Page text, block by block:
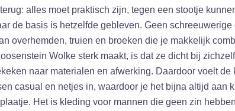
alles moet praktisch zijn, tegen een stootje
de basis is hetzelfde gebleven. Geen
overhemden, truien en broeken die je makkelijk
Wolke sterk maakt, is dat ze dicht bij
naar materialen en afwerking. Daardoor voelt
casual en netjes in, waardoor je het bijna altijd aan
Het is kleding voor mannen die geen zin